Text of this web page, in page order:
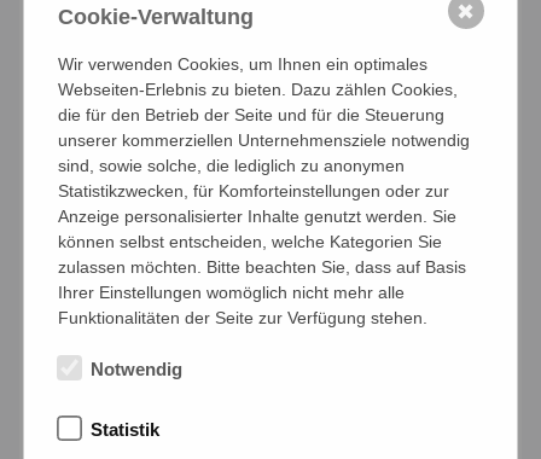
Zusätzlich melde ich weitere Personen für
Anzahl Personen
Namen der Personen (Vor- und Nachname)
Bedingungen
Ich verpflichte mich, die Zahlung und
Kommunikation für die angemeldeten
Personen zu übernehmen
Cookie-Verwaltung
Wir verwenden Cookies, um Ihnen ein optimales
Webseiten-Erlebnis zu bieten. Dazu zählen Cookies,
die für den Betrieb der Seite und für die Steuerung
unserer kommerziellen Unternehmensziele notwendig
sind, sowie solche, die lediglich zu anonymen
Statistikzwecken, für Komforteinstellungen oder zur
Anzeige personalisierter Inhalte genutzt werden. Sie
können selbst entscheiden, welche Kategorien Sie
zulassen möchten. Bitte beachten Sie, dass auf Basis
Ihrer Einstellungen womöglich nicht mehr alle
Funktionalitäten der Seite zur Verfügung stehen.
Notwendig
Statistik
✖